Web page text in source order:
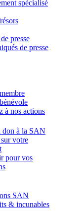
spécialisé
presse
de presse
à nos actions
don à la SAN
votre
pour vos
SAN
& incunables